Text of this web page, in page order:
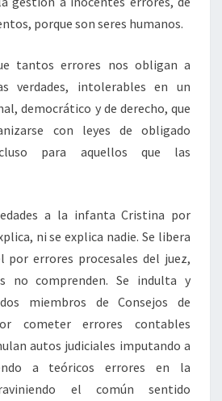
porque son seres humanos.
tantos errores nos obligan a
verdades, intolerables en un
democrático y de derecho, que
con leyes de obligado
para aquellos que las
a la infanta Cristina por
ni se explica nadie. Se libera
por errores procesales del juez,
no comprenden. Se indulta y
miembros de Consejos de
cometer errores contables
autos judiciales imputando a
a teóricos errores en la
el común sentido